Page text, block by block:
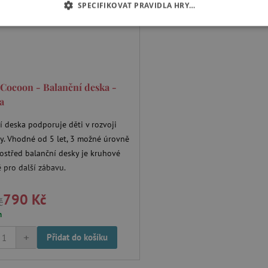
- Balanční deska -
deska podporuje děti v rozvoji
Vhodné od 5 let, 3 možné úrovně
balanční desky je kruhové
pro další zábavu.
790 Kč
+ Přidat do košíku
SPECIFIKOVAT PRAVIDLA HRY…
COOKIES ANALYTICKÉ COOKIES MARKETINGOVÉ
umožňují základní funkce webových stránek, jako je přihlášení uživatele a správa
Provider
.agatinsvet.cz